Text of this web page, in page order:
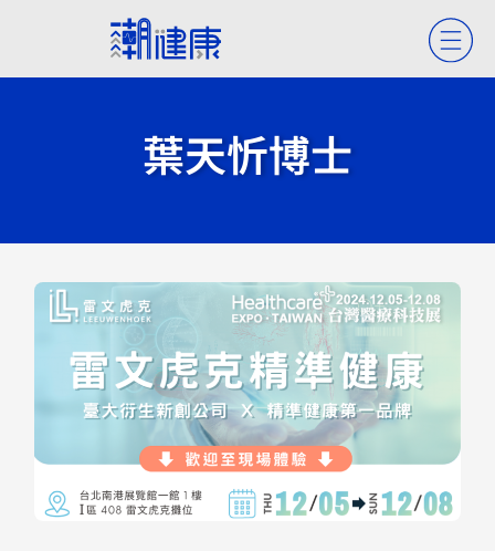
葉天忻博士